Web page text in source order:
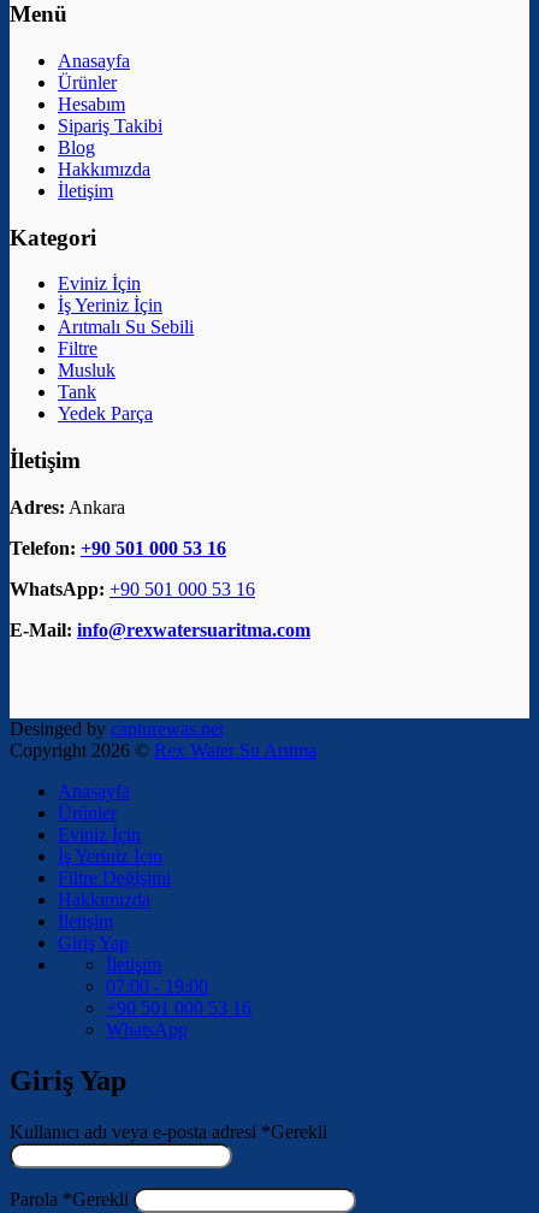
Menü
Anasayfa
Ürünler
Hesabım
Sipariş Takibi
Blog
Hakkımızda
İletişim
Kategori
Eviniz İçin
İş Yeriniz İçin
Arıtmalı Su Sebili
Filtre
Musluk
Tank
Yedek Parça
İletişim
Adres: Ankara
Telefon: +90 501 000 53 16
WhatsApp: +90 501 000 53 16
E-Mail: info@rexwatersuaritma.com
Desinged by capturewas.net
Copyright 2026 © Rex Water Su Arıtma
Anasayfa
Ürünler
Eviniz İçin
İş Yeriniz İçin
Filtre Değişimi
Hakkımızda
İletişim
Giriş Yap
İletişim
07:00 - 19:00
+90 501 000 53 16
WhatsApp
Giriş Yap
Kullanıcı adı veya e-posta adresi *Gerekli
Parola *Gerekli